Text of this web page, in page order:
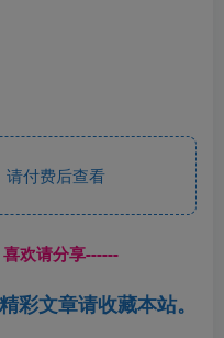
付费后查看
欢请分享------
彩文章请收藏本站。